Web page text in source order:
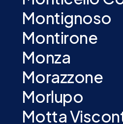
Montignoso
Montirone
Monza
Morazzone
Morlupo
Motta